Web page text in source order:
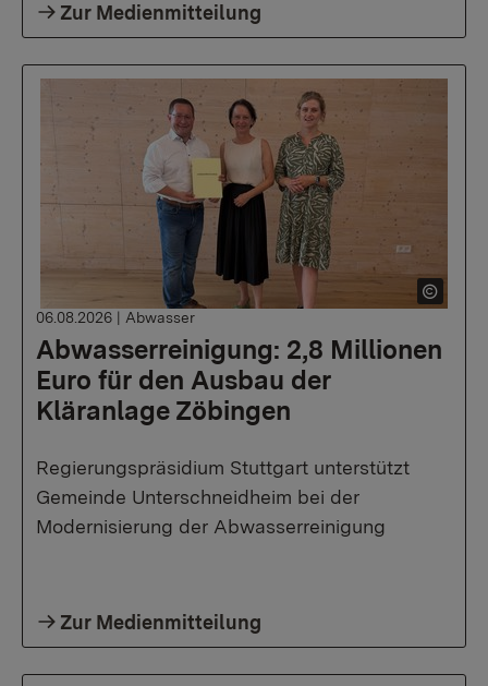
Zur Medienmitteilung
Abwasserreinigung: 2,8 Millionen
Euro für den Ausbau der
Kläranlage Zöbingen
06.08.2026 | Abwasser
Regierungspräsidium Stuttgart unterstützt
Gemeinde Unterschneidheim bei der
Modernisierung der Abwasserreinigung
Zur Medienmitteilung